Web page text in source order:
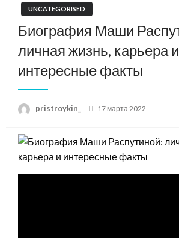
UNCATEGORISED
Биография Маши
личная жизнь, карьера и
интересные факты
pristroykin_
Posted
17 марта 2022